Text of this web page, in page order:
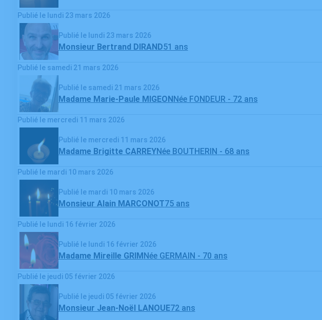
Publié le lundi 23 mars 2026
Publié le lundi 23 mars 2026
Monsieur Bertrand DIRAND51 ans
Publié le samedi 21 mars 2026
Publié le samedi 21 mars 2026
Madame Marie-Paule MIGEONNée FONDEUR - 72 ans
Publié le mercredi 11 mars 2026
Publié le mercredi 11 mars 2026
Madame Brigitte CARREYNée BOUTHERIN - 68 ans
Publié le mardi 10 mars 2026
Publié le mardi 10 mars 2026
Monsieur Alain MARCONOT75 ans
Publié le lundi 16 février 2026
Publié le lundi 16 février 2026
Madame Mireille GRIMNée GERMAIN - 70 ans
Publié le jeudi 05 février 2026
Publié le jeudi 05 février 2026
Monsieur Jean-Noël LANOUE72 ans